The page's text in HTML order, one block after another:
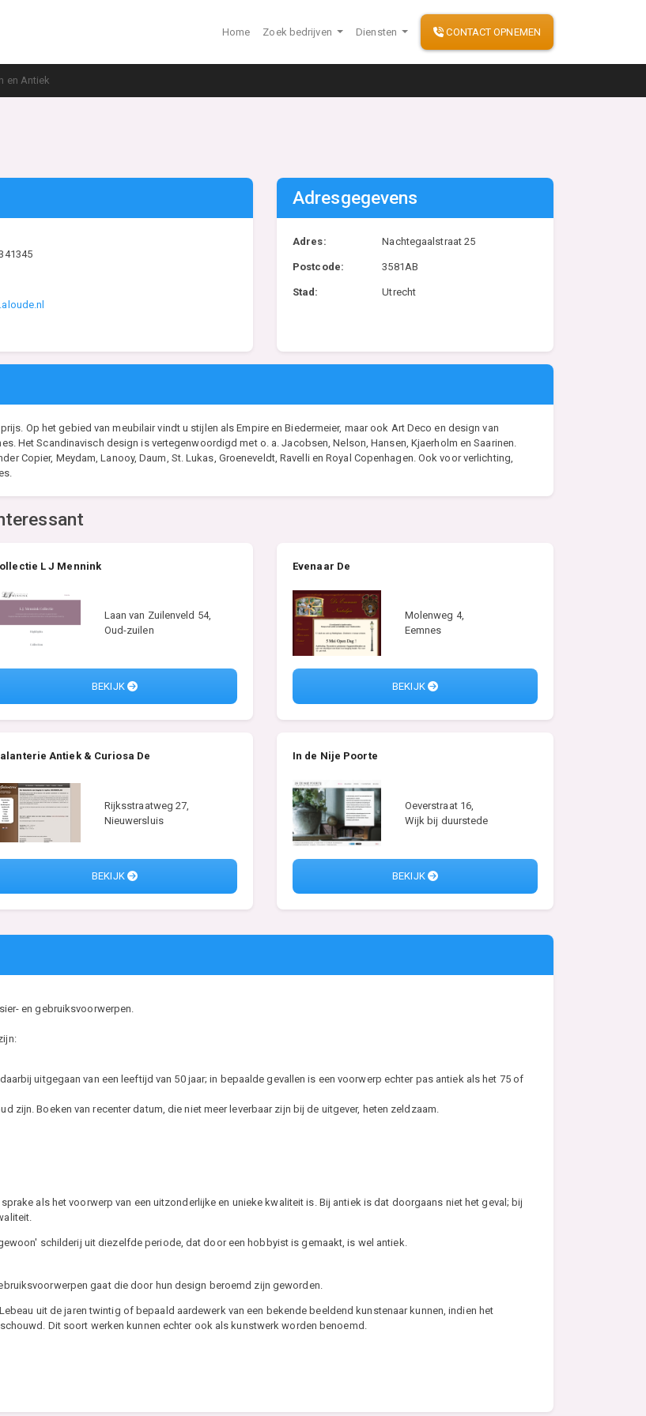
Home Zoek bedrijven Diensten CONTACT OPNEMEN
en Antiek
Adresgegevens
Adres: Nachtegaalstraat 25
Postcode: 3581AB
Stad: Utrecht
Op het gebied van meubilair vindt u stijlen als Empire en Biedermeier, maar ook Art Deco en design van
Het Scandinavisch design is vertegenwoordigd met o. a. Jacobsen, Nelson, Hansen, Kjaerholm en Saarinen.
Copier, Meydam, Lanooy, Daum, St. Lukas, Groeneveldt, Ravelli en Royal Copenhagen. Ook voor verlichting,
L J Mennink
Laan van Zuilenveld 54,
Oud-zuilen
BEKIJK
Evenaar De
Molenweg 4,
Eemnes
BEKIJK
Antiek & Curiosa De
Rijksstraatweg 27,
Nieuwersluis
BEKIJK
In de Nije Poorte
Oeverstraat 16,
Wijk bij duurstede
BEKIJK
en gebruiksvoorwerpen.
uitgegaan van een leeftijd van 50 jaar; in bepaalde gevallen is een voorwerp echter pas antiek als het 75 of
zijn. Boeken van recenter datum, die niet meer leverbaar zijn bij de uitgever, heten zeldzaam.
als het voorwerp van een uitzonderlijke en unieke kwaliteit is. Bij antiek is dat doorgaans niet het geval; bij
schilderij uit diezelfde periode, dat door een hobbyist is gemaakt, is wel antiek.
gaat die door hun design beroemd zijn geworden.
uit de jaren twintig of bepaald aardewerk van een bekende beeldend kunstenaar kunnen, indien het
Dit soort werken kunnen echter ook als kunstwerk worden benoemd.